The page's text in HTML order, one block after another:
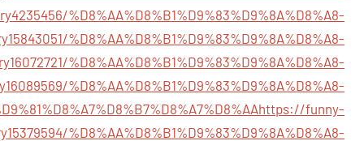
%D8%AA%D8%B1%D9%83%D9%8A%D8%A8-
%D8%AA%D8%B1%D9%83%D9%8A%D8%A8-
%D8%AA%D8%B1%D9%83%D9%8A%D8%A8-
%D8%AA%D8%B1%D9%83%D9%8A%D8%A8-
https://funny-
%D8%AA%D8%B1%D9%83%D9%8A%D8%A8-